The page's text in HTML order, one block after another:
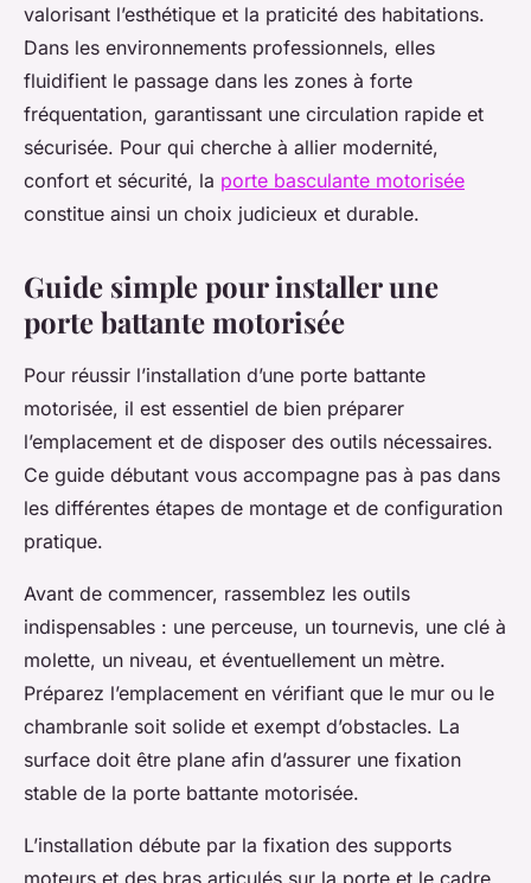
valorisant l’esthétique et la praticité des habitations.
Dans les environnements professionnels, elles
fluidifient le passage dans les zones à forte
fréquentation, garantissant une circulation rapide et
sécurisée. Pour qui cherche à allier modernité,
confort et sécurité, la porte basculante motorisée
constitue ainsi un choix judicieux et durable.
Guide simple pour installer une
porte battante motorisée
Pour réussir l’installation d’une porte battante
motorisée, il est essentiel de bien préparer
l’emplacement et de disposer des outils nécessaires.
Ce guide débutant vous accompagne pas à pas dans
les différentes étapes de montage et de configuration
pratique.
Avant de commencer, rassemblez les outils
indispensables : une perceuse, un tournevis, une clé à
molette, un niveau, et éventuellement un mètre.
Préparez l’emplacement en vérifiant que le mur ou le
chambranle soit solide et exempt d’obstacles. La
surface doit être plane afin d’assurer une fixation
stable de la porte battante motorisée.
L’installation débute par la fixation des supports
moteurs et des bras articulés sur la porte et le cadre.